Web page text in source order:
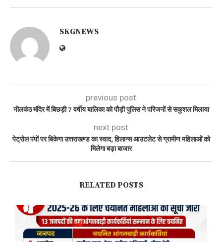
SKGNEWS
previous post
नीलकंठ मंदिर में बिछड़ी 7 वर्षीय बालिका को पौड़ी पुलिस ने परिजनों से सकुशल मिलाया
next post
पेट्रोल पंपों पर बिकेगा उत्तराखण्ड का स्वाद, हिलान्स आउटलेट से ग्रामीण महिलाओं को
मिलेगा बड़ा बाजार
RELATED POSTS